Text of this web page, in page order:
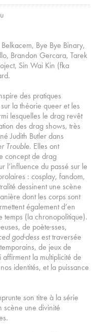
Bye Bye Binary,
Brandon Gercara, Tarek
Sin Wai Kin (fka
des pratiques
la théorie queer et les
lesquelles le drag revêt
des drag shows, très
Judith Butler dans
Trouble. Elles ont
concept de drag
l’influence du passé sur le
: cosplay, fandom,
dessinent une scène
dont les corps sont
également d’en
temps (la chronopolitique).
de poète·sses,
god·dessest traversée
de jeux de
la multiplicité de
identités, et la puissance
son titre à la série
scène une divinité